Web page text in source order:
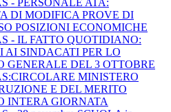
- PERSONALE ATA:
DI MODIFICA PROVE DI
POSIZIONI ECONOMICHE
- IL FATTO QUOTIDIANO:
AI SINDACATI PER LO
GENERALE DEL 3 OTTOBRE
MINISTERO
E DEL MERITO
INTERA GIORNATA